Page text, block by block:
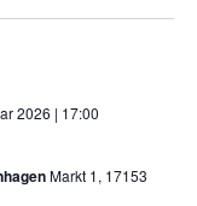
2026 | 17:00
Markt 1, 17153